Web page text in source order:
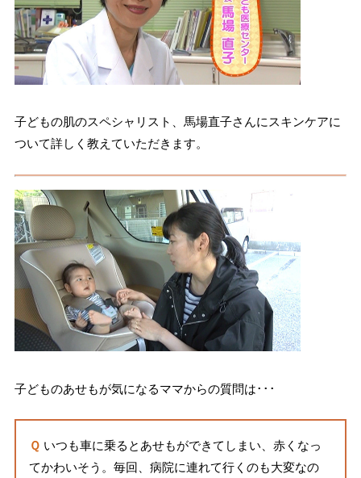
子どもの肌のスペシャリスト、馬場直子さんにスキンケアに
ついて詳しく教えていただきます。
子どものあせもが気になるママからの質問は･･･
Ｑ いつも車に乗るとあせもができてしまい、赤くなっ
てかわいそう。毎回、病院に連れて行くのも大変なの